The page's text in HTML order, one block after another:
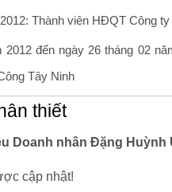
Thành viên HĐQT Công
2012 đến ngày 26 tháng 02
Tây Ninh
thiết
Doanh nhân Đặng Huỳnh
cập nhật!